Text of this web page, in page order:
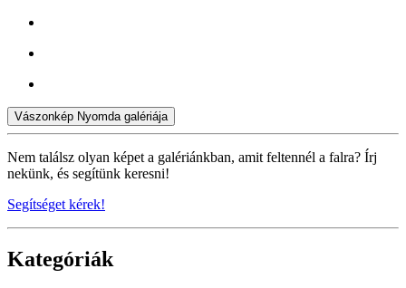
Vászonkép Nyomda galériája
Nem találsz olyan képet a galériánkban, amit feltennél a falra? Írj
nekünk, és segítünk keresni!
Segítséget kérek!
Kategóriák